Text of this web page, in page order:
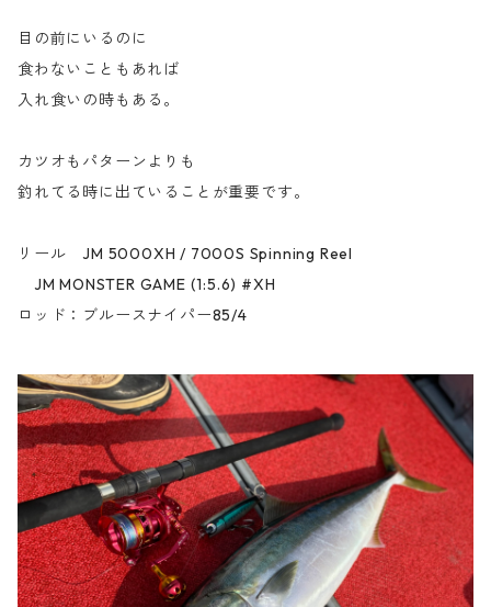
目の前にいるのに
食わないこともあれば
入れ食いの時もある。
カツオもパターンよりも
釣れてる時に出ていることが重要です。
リール JM 5000XH / 7000S Spinning Reel
JM MONSTER GAME (1:5.6) #XH
ロッド：ブルースナイパー85/4